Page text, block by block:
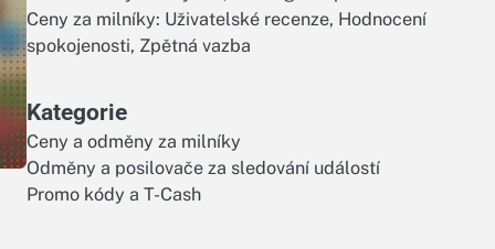
Ceny za milníky: Uživatelské recenze, Hodnocení
spokojenosti, Zpětná vazba
Kategorie
Ceny a odměny za milníky
Odměny a posilovače za sledování událostí
Promo kódy a T-Cash